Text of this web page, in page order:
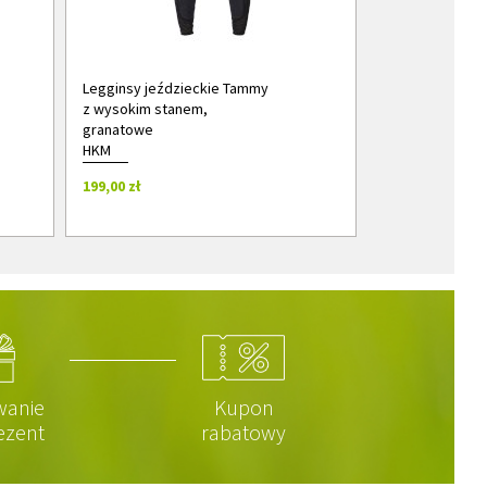
Legginsy jeździeckie Tammy
z wysokim stanem,
granatowe
HKM
199,00 zł
Kupon
rabatowy